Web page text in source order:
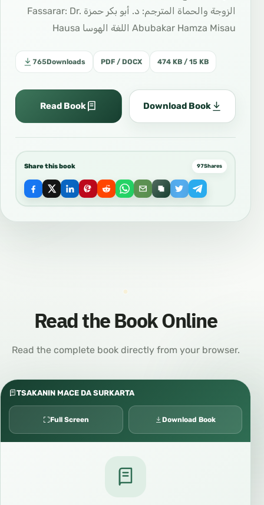
الزوجة والحماة المترجم: د. أبو بكر حمزة Fassarar: Dr.
Abubakar Hamza Misau اللغة الهوسا Hausa
765Downloads PDF / DOCX 474 KB / 15 KB
Read Book Download Book
Share this book 97Shares
Read the Book Online
Read the complete book directly from your browser.
TSAKANIN MACE DA SURKARTA
Full Screen Download Book